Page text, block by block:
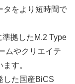
タをより短時間で
拠したM.2 Type
ムやクリエイテ
す。
した国産BiCS